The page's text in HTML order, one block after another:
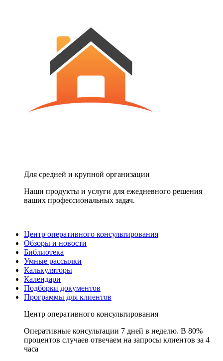
Для средней и крупной организации
Наши продукты и услуги для ежедневного решения
ваших профессиональных задач.
Центр оперативного консультирования
Обзоры и новости
Библиотека
Умные рассылки
Калькуляторы
Календари
Подборки документов
Программы для клиентов
Центр оперативного консультирования
Оперативные консультации 7 дней в неделю. В 80%
процентов случаев отвечаем на запросы клиентов за 4
часа